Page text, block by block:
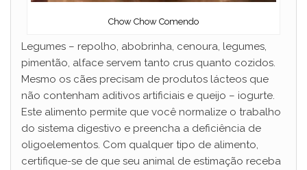
Chow Chow Comendo
Legumes – repolho, abobrinha, cenoura, legumes,
pimentão, alface servem tanto crus quanto cozidos.
Mesmo os cães precisam de produtos lácteos que
não contenham aditivos artificiais e queijo – iogurte.
Este alimento permite que você normalize o trabalho
do sistema digestivo e preencha a deficiência de
oligoelementos. Com qualquer tipo de alimento,
certifique-se de que seu animal de estimação receba